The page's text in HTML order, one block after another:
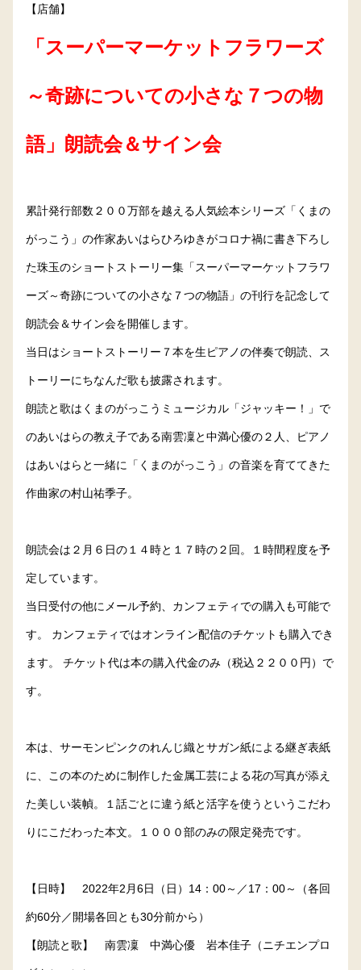
【店舗】
「スーパーマーケットフラワーズ
～奇跡についての小さな７つの物
語」朗読会＆サイン会
累計発行部数２００万部を越える人気絵本シリーズ「くまの
がっこう」の作家あいはらひろゆきがコロナ禍に書き下ろし
た珠玉のショートストーリー集「スーパーマーケットフラワ
ーズ～奇跡についての小さな７つの物語」の刊行を記念して
朗読会＆サイン会を開催します。
当日はショートストーリー７本を生ピアノの伴奏で朗読、ス
トーリーにちなんだ歌も披露されます。
朗読と歌はくまのがっこうミュージカル「ジャッキー！」で
のあいはらの教え子である南雲凜と中満心優の２人、ピアノ
はあいはらと一緒に「くまのがっこう」の音楽を育ててきた
作曲家の村山祐季子。
朗読会は２月６日の１４時と１７時の２回。１時間程度を予
定しています。
当日受付の他にメール予約、カンフェティでの購入も可能で
す。 カンフェティではオンライン配信のチケットも購入でき
ます。 チケット代は本の購入代金のみ（税込２２００円）で
す。
本は、サーモンピンクのれんじ織とサガン紙による継ぎ表紙
に、この本のために制作した金属工芸による花の写真が添え
た美しい装幀。１話ごとに違う紙と活字を使うというこだわ
りにこだわった本文。１０００部のみの限定発売です。
【日時】 2022年2月6日（日）14：00～／17：00～（各回
約60分／開場各回とも30分前から）
【朗読と歌】 南雲凜 中満心優 岩本佳子（ニチエンプロ